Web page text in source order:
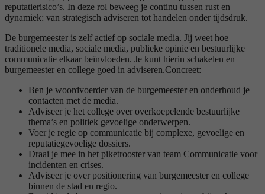
reputatierisico’s. In deze rol beweeg je continu tussen rust en
dynamiek: van strategisch adviseren tot handelen onder tijdsdruk.
De burgemeester is zelf actief op sociale media. Jij weet hoe
traditionele media, sociale media, publieke opinie en bestuurlijke
communicatie elkaar beïnvloeden. Je kunt hierin schakelen en
burgemeester en college goed in adviseren.Concreet:
Ben je woordvoerder van de burgemeester en onderhoud je
contacten met de media.
Adviseer je het college over overkoepelende bestuurlijke
thema’s en politiek gevoelige onderwerpen.
Voer je regie op communicatie bij complexe, gevoelige en
reputatiegevoelige dossiers.
Draai je mee in het piketrooster van team Communicatie voor
incidenten en crises.
Adviseer je over positionering van burgemeester en college
binnen de stad en regio.